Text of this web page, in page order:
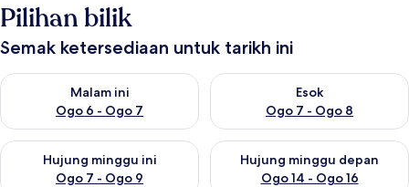
Pilihan bilik
Semak ketersediaan untuk tarikh ini
Malam ini
Ogo 6 - Ogo 7
Semak ketersediaan untuk malam ini Ogo 6 - Ogo 7
Esok
Ogo 7 - Ogo 8
Semak ketersediaan untuk
Hujung minggu ini
Ogo 7 - Ogo 9
Semak ketersediaan untuk hujung minggu ini Ogo 7 - Ogo 9
Hujung minggu depan
Ogo 14 - Ogo 16
Semak ketersediaan untuk